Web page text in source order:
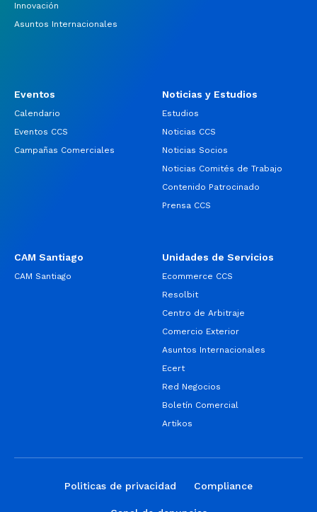
Innovación
Asuntos Internacionales
Eventos
Calendario
Eventos CCS
Campañas Comerciales
Noticias y Estudios
Estudios
Noticias CCS
Noticias Socios
Noticias Comités de Trabajo
Contenido Patrocinado
Prensa CCS
CAM Santiago
CAM Santiago
Unidades de Servicios
Ecommerce CCS
Resolbit
Centro de Arbitraje
Comercio Exterior
Asuntos Internacionales
Ecert
Red Negocios
Boletín Comercial
Artikos
Politicas de privacidad Compliance